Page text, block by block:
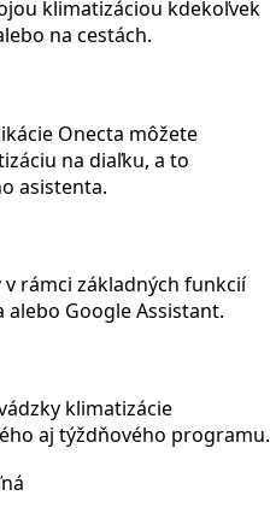
klimatizáciou kdekoľvek
na cestách.
Onecta môžete
na diaľku, a to
asistenta.
rámci základných funkcií
alebo Google Assistant.
klimatizácie
aj týždňového programu.